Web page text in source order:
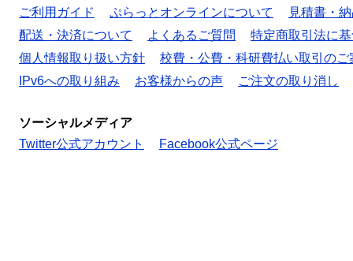
ご利用ガイド
ぷらっとオンラインについて
見積書・
配送・決済について
よくあるご質問
特定商取引法に
個人情報取り扱い方針
校費・公費・科研費払い取引のご
IPv6への取り組み
お客様からの声 ご注文の取り消し
ソーシャルメディア
Twitter公式アカウント
Facebook公式ページ